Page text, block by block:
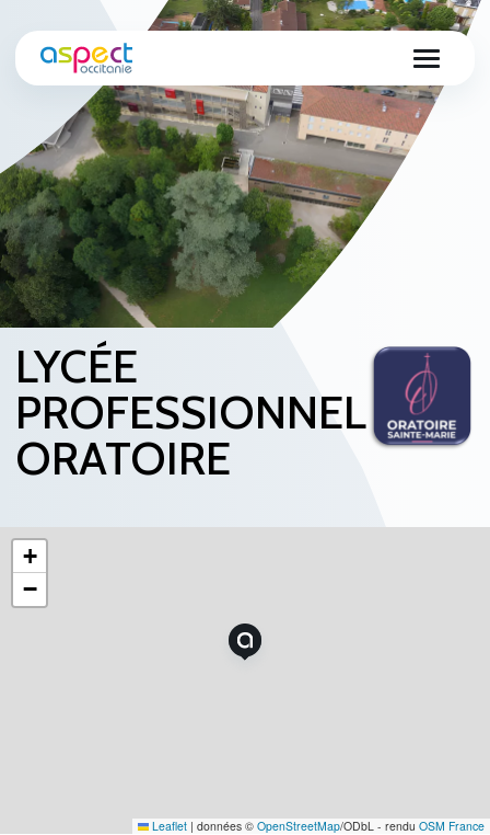
LYCÉE
PROFESSIONNEL
ORATOIRE
+
−
Leaflet | données © OpenStreetMap/ODbL - rendu OSM France